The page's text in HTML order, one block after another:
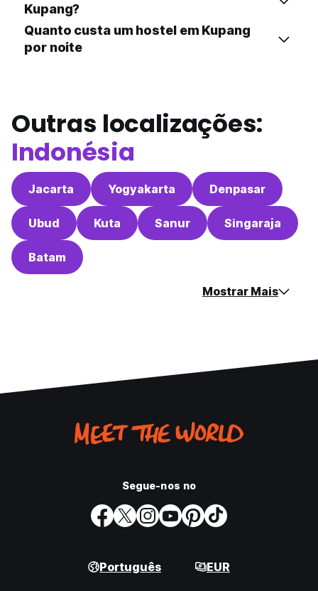
Kupang?
Quanto custa um hostel em Kupang
por noite
Outras localizações:
Indonésia
Jacarta Yogyakarta Denpasar
Ubud Kuta Sanur Singaraja
Batam
Mostrar Mais
Segue-nos no
Português EUR